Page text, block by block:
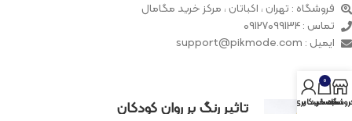
فروشگاه : تهران ، اکباتان ، مرکز خرید مگامال
تماس : 09127099134
ایمیل : support@pikmode.com
تاثیر رنگ بر روان کودکان
0
سبد خرید
حساب کاربری من